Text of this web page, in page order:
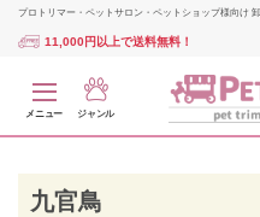
プロトリマー・ペットサロン・ペットショップ様向け
11,000円以上で送料無料！
メニュー ジャンル
九官鳥